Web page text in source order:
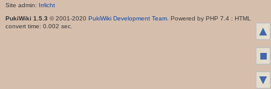
Site admin: Irrlicht
PukiWiki 1.5.3 © 2001-2020 PukiWiki Development Team. Powered by PHP 7.4 : HTML
convert time: 0.002 sec.
▲
■
▼